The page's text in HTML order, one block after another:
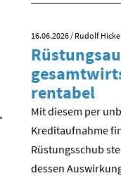
16.06.2026/ Rudolf
rentabel
Mit diesem per
Kreditaufnahme
Rüstungsschub
dessen